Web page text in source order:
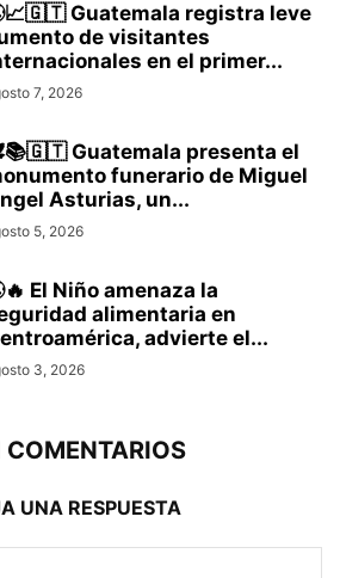
Guatemala registra leve
de visitantes
en el primer...
7, 2026
Guatemala presenta el
funerario de Miguel
Asturias, un...
5, 2026
El Niño amenaza la
alimentaria en
advierte el...
3, 2026
COMENTARIOS
UNA RESPUESTA